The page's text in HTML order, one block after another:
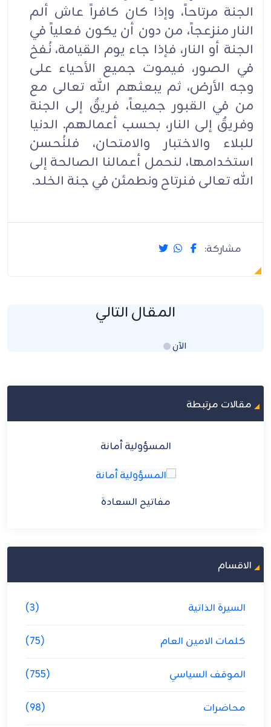
الجنة مرتاحاً، وإذا كان كافراً عاش ألم
النار منزعجاً، من دون أن يكون فعلياً في
الجنة أو النار، فإذا جاء يوم القيامة، نُفخ
في الصور، فيموت جميع الأحياء على
وجه الأرض، ثم يبعثهم الله تعالى مع
من في القبور جميعاً، فريقٌ إلى الجنة
وفريقٌ إلى النار، بحسب أعمالهم. الدنيا
للبلاء والاختبار والامتحان، فلنُحسن
استخدامها، لنحمل أعمالنا الصالحة إلى
الله تعالى فنرتاح ونطمئن في جنة الخلد.
مشاركة:
المقال التالي
الآنLoading...
مقالات مرتبطة
المسؤولية عمَّن تتولاهم
مفاتيح السعادة
الاقسام
السيرة الذاتية (3)
كلمات الامين العام (75)
الموقف السياسي (755)
محاضرات (98)